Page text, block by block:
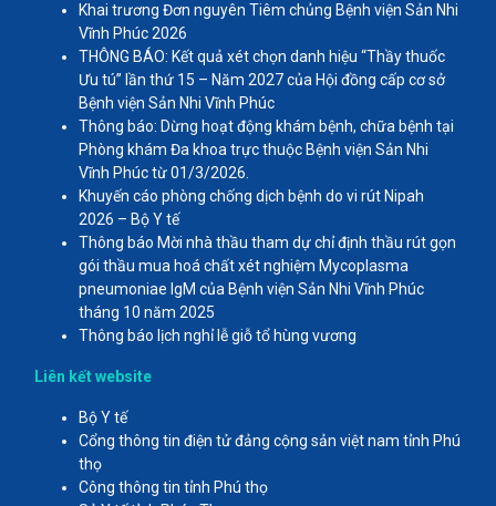
Khai trương Đơn nguyên Tiêm chủng Bệnh viện Sản Nhi
Vĩnh Phúc 2026
THÔNG BÁO: Kết quả xét chọn danh hiệu “Thầy thuốc
Ưu tú” lần thứ 15 – Năm 2027 của Hội đồng cấp cơ sở
Bệnh viện Sản Nhi Vĩnh Phúc
Thông báo: Dừng hoạt động khám bệnh, chữa bệnh tại
Phòng khám Đa khoa trực thuộc Bệnh viện Sản Nhi
Vĩnh Phúc từ 01/3/2026.
Khuyến cáo phòng chống dịch bệnh do vi rút Nipah
2026 – Bộ Y tế
Thông báo Mời nhà thầu tham dự chỉ định thầu rút gọn
gói thầu mua hoá chất xét nghiệm Mycoplasma
pneumoniae IgM của Bệnh viện Sản Nhi Vĩnh Phúc
tháng 10 năm 2025
Thông báo lịch nghỉ lễ giỗ tổ hùng vương
Liên kết website
Bộ Y tế
Cổng thông tin điện tử đảng cộng sản việt nam tỉnh Phú
thọ
Công thông tin tỉnh Phú thọ